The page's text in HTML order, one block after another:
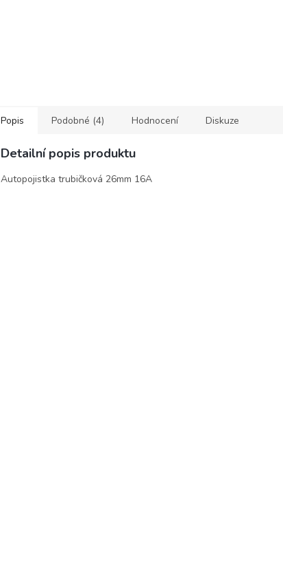
Popis Podobné (4) Hodnocení Diskuze
Detailní popis produktu
Autopojistka trubičková 26mm 16A